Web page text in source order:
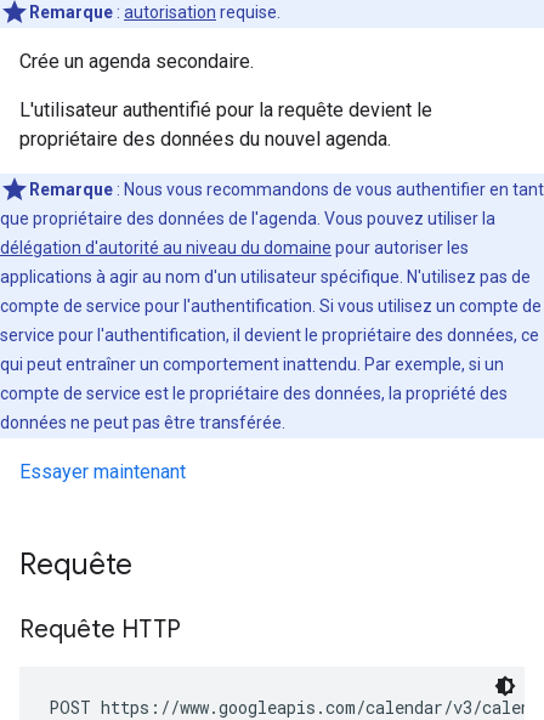
Remarque : autorisation requise.
Crée un agenda secondaire.
L'utilisateur authentifié pour la requête devient le
propriétaire des données du nouvel agenda.
Remarque : Nous vous recommandons de vous authentifier en tant
que propriétaire des données de l'agenda. Vous pouvez utiliser la
délégation d'autorité au niveau du domaine pour autoriser les
applications à agir au nom d'un utilisateur spécifique. N'utilisez pas de
compte de service pour l'authentification. Si vous utilisez un compte de
service pour l'authentification, il devient le propriétaire des données, ce
qui peut entraîner un comportement inattendu. Par exemple, si un
compte de service est le propriétaire des données, la propriété des
données ne peut pas être transférée.
Essayer maintenant
Requête
Requête HTTP
POST https://www.googleapis.com/calendar/v3/